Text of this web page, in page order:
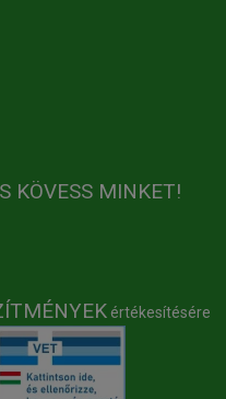
KÖVESS MINKET!
értékesítésére